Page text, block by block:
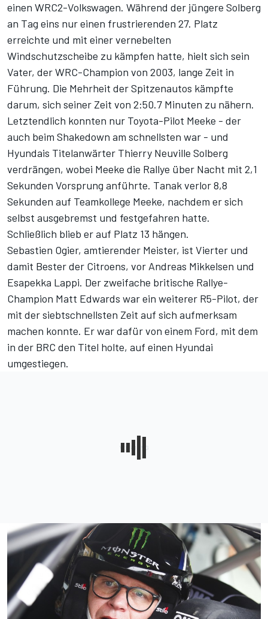
einen WRC2-Volkswagen. Während der jüngere Solberg
an Tag eins nur einen frustrierenden 27. Platz
erreichte und mit einer vernebelten
Windschutzscheibe zu kämpfen hatte, hielt sich sein
Vater, der WRC-Champion von 2003, lange Zeit in
Führung. Die Mehrheit der Spitzenautos kämpfte
darum, sich seiner Zeit von 2:50.7 Minuten zu nähern.
Letztendlich konnten nur Toyota-Pilot Meeke - der
auch beim Shakedown am schnellsten war - und
Hyundais Titelanwärter Thierry Neuville Solberg
verdrängen, wobei Meeke die Rallye über Nacht mit 2,1
Sekunden Vorsprung anführte. Tanak verlor 8,8
Sekunden auf Teamkollege Meeke, nachdem er sich
selbst ausgebremst und festgefahren hatte.
Schließlich blieb er auf Platz 13 hängen.
Sebastien Ogier, amtierender Meister, ist Vierter und
damit Bester der Citroens, vor Andreas Mikkelsen und
Esapekka Lappi. Der zweifache britische Rallye-
Champion Matt Edwards war ein weiterer R5-Pilot, der
mit der siebtschnellsten Zeit auf sich aufmerksam
machen konnte. Er war dafür von einem Ford, mit dem
in der BRC den Titel holte, auf einen Hyundai
umgestiegen.